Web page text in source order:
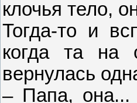
клочья тело,
Тогда-то и
когда та на
вернулась
– Папа, она...